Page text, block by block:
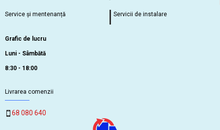
Service și mentenanță Servicii de instalare
Grafic de lucru
Luni - Sâmbătă
8:30 - 18:00
Livrarea comenzii
68 080 640